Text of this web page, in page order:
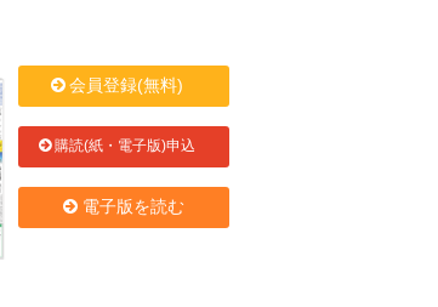
会員登録(無料)
購読(紙・電子版)申込
電子版を読む